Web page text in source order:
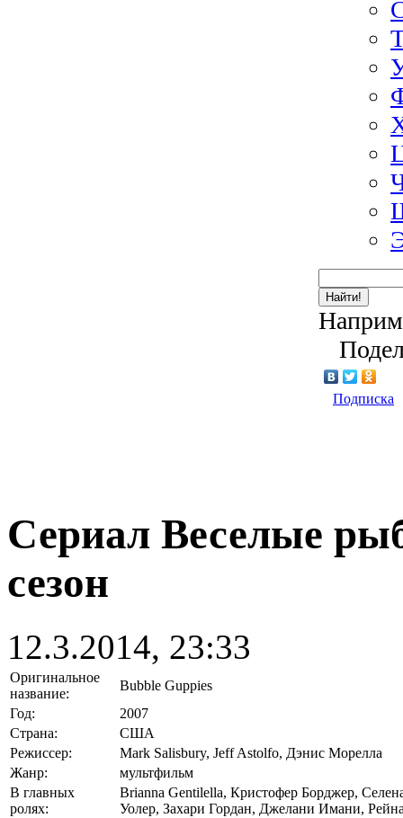
Найти!
Подписка
Сериал Веселые
сезон
12.3.2014, 23:33
Оригинальное
название:
Bubble Guppies
Год:
2007
Страна:
США
Режиссер:
Mark Salisbury, Jeff Astolfo, Дэнис Морелла
Жанр:
мультфильм
В главных
ролях:
Brianna Gentilella, Кристофер Борджер,
Уолер, Захари Гордан, Джелани Имани,